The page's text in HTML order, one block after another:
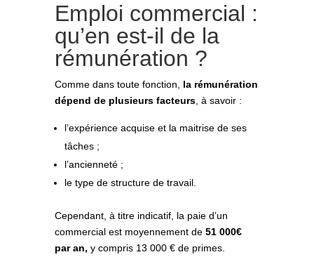
Emploi commercial :
qu’en est-il de la
rémunération ?
Comme dans toute fonction, la rémunération
dépend de plusieurs facteurs , à savoir :
l’expérience acquise et la maitrise de ses
tâches ;
l’ancienneté ;
le type de structure de travail.
Cependant, à titre indicatif, la paie d’un
commercial est moyennement de 51 000€
par an,y compris 13 000 € de primes.